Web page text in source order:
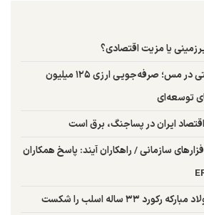
یا مزیت اقتصادی؟
ساخت داخل ۹ همتی در مس؛ صرفه‌جویی ارزی ۱۲۵ میلیون
توسعه‌ای
ایران در پساجنگ، برق است
سازمانی / راهکاران آیند: پاسخ همکاران